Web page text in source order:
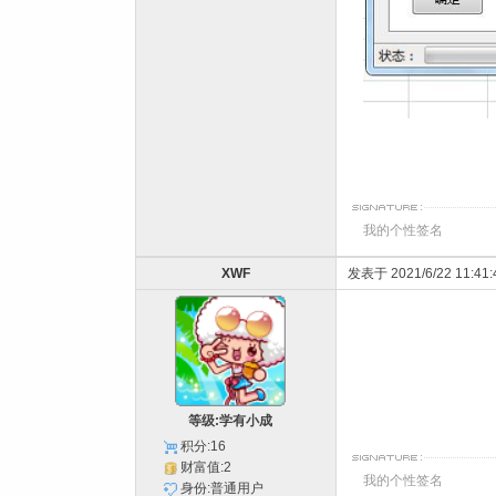
我的个性签名
XWF 发表于 2021/6/22
等级:学有小成
积分:16
财富值:2
身份:普通用户
我的个性签名